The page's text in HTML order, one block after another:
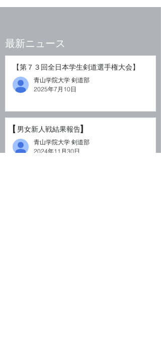
先 塚﨑-メメ海野 次 -
​最新ニュース
【第７３回全日本学生剣道選手権大会】
青山学院大学 剣道部
2025年7月10日
[男女新人戦結果報告]
青山学院大学 剣道部
2024年11月30日